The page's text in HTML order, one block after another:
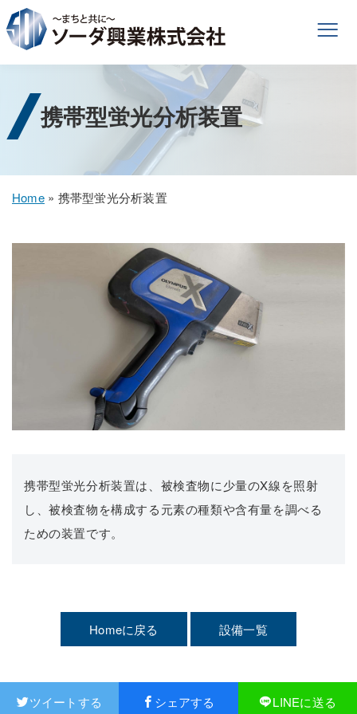
携帯型蛍光分析装置
Home» 携帯型蛍光分析装置
携帯型蛍光分析装置は、被検査物に少量のX線を照射
し、被検査物を構成する元素の種類や含有量を調べる
ための装置です。
Homeに戻る 設備一覧
ツイートする シェアする LINEに送る